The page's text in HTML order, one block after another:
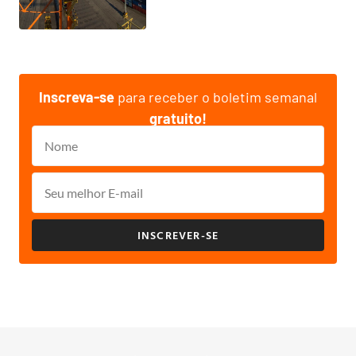
Inscreva-se para receber o boletim semanal
gratuito!
INSCREVER-SE